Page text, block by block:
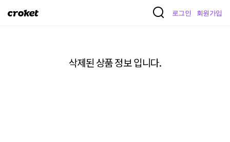
크
로그인 회원가입
삭제된 상품 정보 입니다.